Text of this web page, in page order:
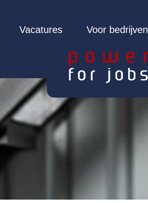
Vacatures Voor bedrijven